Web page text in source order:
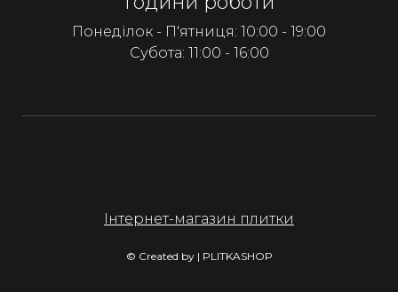
Понеділок - П'ятниця: 10:00 - 19:00
Субота: 11:00 - 16:00
Інтернет-магазин плитки
© Created by | PLITKASHOP